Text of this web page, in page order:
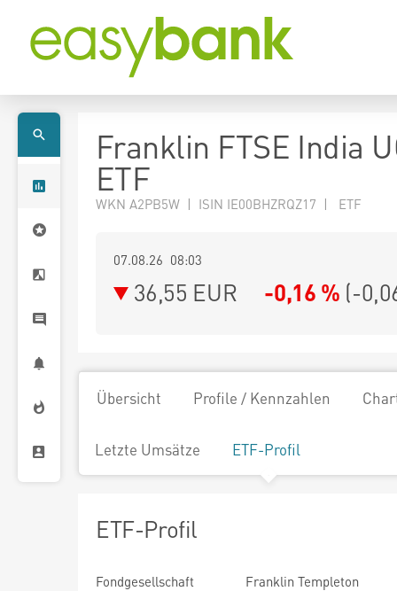
Franklin FTSE India
ETF
WKN A2PB5W | ISIN IE00BHZRQZ17 | ETF
07.08.26 08:03
36,55 EUR -0,16 % (-
Übersicht Profile / Kennzahlen
Letzte Umsätze ETF-Profil
ETF-Profil
Fondgesellschaft
Franklin Templeton